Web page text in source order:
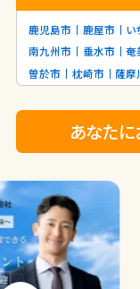
鹿児島市 鹿屋市 い
南九州市
垂水市 奄
曽於市
枕崎市 薩摩
あなた